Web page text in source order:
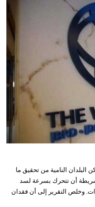
البلدان النامية من تحقيق ما
شريطة أن تتحرك بسرعة لسد
وخلص التقرير إلى أن فقدان